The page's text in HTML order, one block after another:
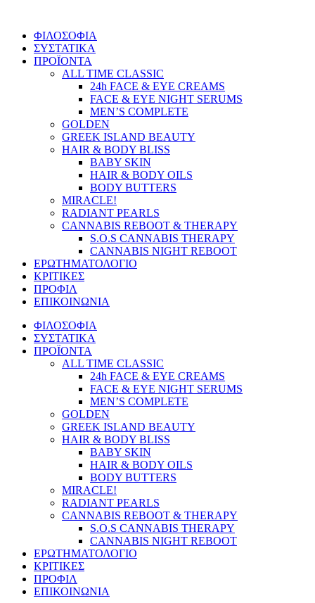
contentΦΙΛΟΣΟΦΙΑ
ΣΥΣΤΑΤΙΚΑ
ΠΡΟΪΟΝΤΑ
ALL TIME CLASSIC
24h FACE & EYE CREAMS
FACE & EYE NIGHT SERUMS
MEN’S COMPLETE
GOLDEN
GREEK ISLAND BEAUTY
HAIR & BODY BLISS
BABY SKIN
HAIR & BODY OILS
BODY BUTTERS
MIRACLE!
RADIANT PEARLS
CANNABIS REBOOT & THERAPY
S.O.S CANNABIS THERAPY
CANNABIS NIGHT REBOOT
ΕΡΩΤΗΜΑΤΟΛΟΓΙΟ
ΚΡΙΤΙΚΕΣ
ΠΡΟΦΙΛ
ΕΠΙΚΟΙΝΩΝΙΑ
ΦΙΛΟΣΟΦΙΑ
ΣΥΣΤΑΤΙΚΑ
ΠΡΟΪΟΝΤΑ
ALL TIME CLASSIC
24h FACE & EYE CREAMS
FACE & EYE NIGHT SERUMS
MEN’S COMPLETE
GOLDEN
GREEK ISLAND BEAUTY
HAIR & BODY BLISS
BABY SKIN
HAIR & BODY OILS
BODY BUTTERS
MIRACLE!
RADIANT PEARLS
CANNABIS REBOOT & THERAPY
S.O.S CANNABIS THERAPY
CANNABIS NIGHT REBOOT
ΕΡΩΤΗΜΑΤΟΛΟΓΙΟ
ΚΡΙΤΙΚΕΣ
ΠΡΟΦΙΛ
ΕΠΙΚΟΙΝΩΝΙΑ